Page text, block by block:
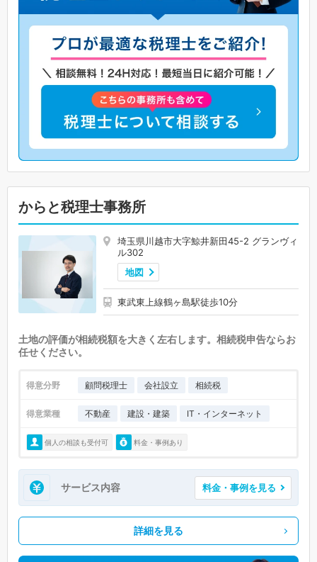
からと税理士事務所
埼玉県川越市大字鯨井新田45-2 グランヴィ
ル302
地図
東武東上線鶴ヶ島駅徒歩10分
土地の評価が相続税額を大きく左右します。相続税申告ならお
任せください。
得意分野 顧問税理士 会社設立 相続税
得意業種 不動産 建設・建築 IT・インターネット
個人の相談も受付可 料金・事例あり
サービス内容 料金・事例を見る
詳細を見る